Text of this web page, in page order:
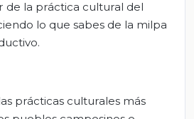
de la práctica cultural del
lo que sabes de la milpa
prácticas culturales más